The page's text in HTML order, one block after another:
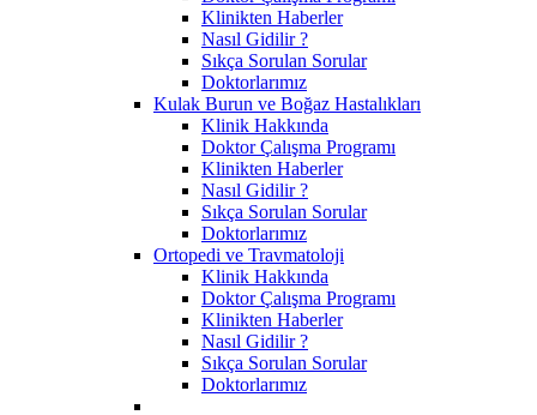
Klinikten Haberler
Nasıl Gidilir ?
Sıkça Sorulan Sorular
Doktorlarımız
Kulak Burun ve Boğaz Hastalıkları
Klinik Hakkında
Doktor Çalışma Programı
Klinikten Haberler
Nasıl Gidilir ?
Sıkça Sorulan Sorular
Doktorlarımız
Ortopedi ve Travmatoloji
Klinik Hakkında
Doktor Çalışma Programı
Klinikten Haberler
Nasıl Gidilir ?
Sıkça Sorulan Sorular
Doktorlarımız